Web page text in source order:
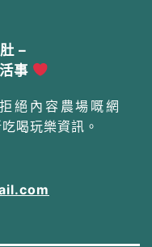
–
事
絕內容農場嘅網
喝玩樂資訊。